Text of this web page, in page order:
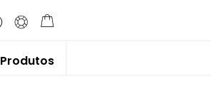
Produtos